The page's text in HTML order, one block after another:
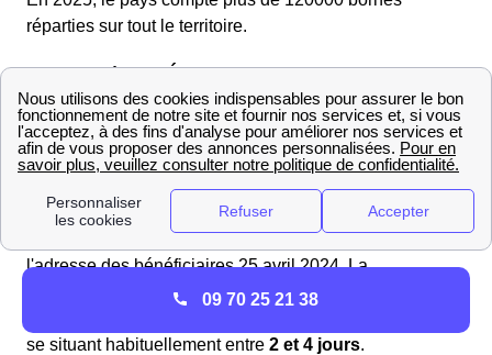
réparties sur tout le territoire.
EDF et Chèques Énergie 2025 : Ce que vous devez
savoir à Versigny
Les résidents de Versigny peuvent bénéficier
d'économies sur leurs dépenses énergétiques grâce au
Cette année, les chèques énergie seront délivrés à
l'adresse des bénéficiaires 25 avril 2024. La
programmation de l'envoi des chèques est consultable
se situant habituellement entre 2 et 4 jours.
09 70 25 21 38